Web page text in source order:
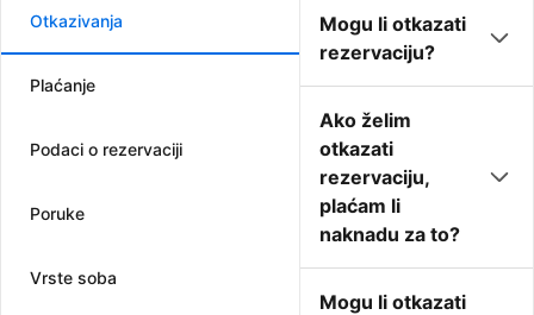
Otkazivanja
Plaćanje
Podaci o rezervaciji
Poruke
Vrste soba
Mogu li otkazati
rezervaciju?
Ako želim
otkazati
rezervaciju,
plaćam li
naknadu za to?
Mogu li otkazati